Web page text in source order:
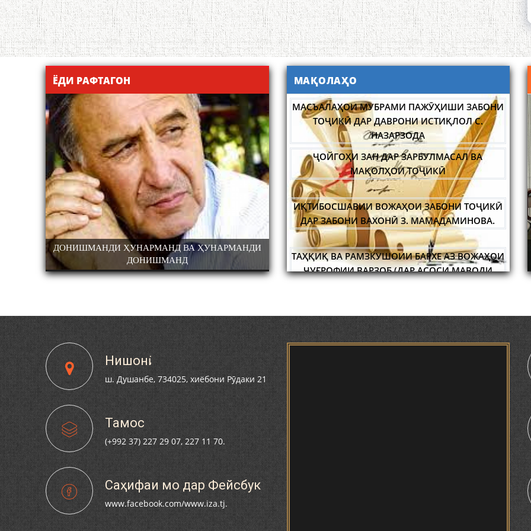
ЁДИ РАФТАГОН
ДОНИШМАНДИ ҲУНАРМАНД ВА ҲУНАРМАНДИ
ДОНИШМАНД
САРНАВИШТИ ЯК ХАЛҚ САДРИДДИН АЙНӢ
УСТОД
МАҚОЛАҲО
МАСЪАЛАҲОИ МУБРАМИ ПАЖӮҲИШИ ЗАБОНИ
ТОҶИКӢ ДАР ДАВРОНИ ИСТИҚЛОЛ С.
НАЗАРЗОДА
ҶОЙГОҲИ ЗАН ДАР ЗАРБУЛМАСАЛ ВА
МАҚОЛҲОИ ТОҶИКӢ
ИҚТИБОСШАВИИ ВОЖАҲОИ ЗАБОНИ ТОҶИКӢ
ДАР ЗАБОНИ ВАХОНӢ З. МАМАДАМИНОВА.
ТАҲҚИҚ ВА РАМЗКУШОИИ БАРХЕ АЗ ВОЖАҲОИ
ҶУҒРОФИИ ВАРЗОБ (ДАР АСОСИ МАВОДИ
ЭЪТИРОФ
ЗАБОН ВА
РӮДАКИИ
СОЛАГИИ
РӮДАКӢ
КОНФЕРЕНСИЯИ ИЛМИЮ АМАЛӢ БАХШИДА БА
100-СОЛАГИИ ШОИРИ ХАЛҚИИ ТОҶИКИСТОН
АМИНҶОН ШУКУҲӢ
НИШАСТИ НАВБАТИИ МАҲФИЛИ ИЛМӢ -
НАЗАРИИ "СУХАНСАНҶӢ" БАРГУЗОР ГАРДИД.
Нишонӣ
ш. Душанбе, 734025, хиёбони Рӯдаки 21
Тамос
(+992 37) 227 29 07, 227 11 70.
Саҳифаи мо дар Фейсбук
www.facebook.com/www.iza.tj.